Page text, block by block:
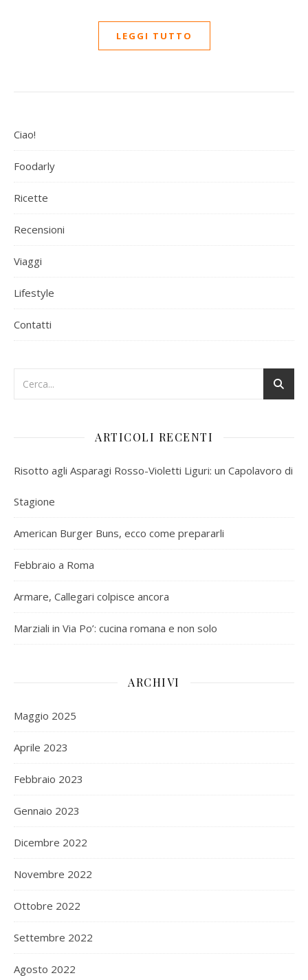
LEGGI TUTTO
Ciao!
Foodarly
Ricette
Recensioni
Viaggi
Lifestyle
Contatti
ARTICOLI RECENTI
Risotto agli Asparagi Rosso-Violetti Liguri: un Capolavoro di
Stagione
American Burger Buns, ecco come prepararli
Febbraio a Roma
Armare, Callegari colpisce ancora
Marziali in Via Po’: cucina romana e non solo
ARCHIVI
Maggio 2025
Aprile 2023
Febbraio 2023
Gennaio 2023
Dicembre 2022
Novembre 2022
Ottobre 2022
Settembre 2022
Agosto 2022